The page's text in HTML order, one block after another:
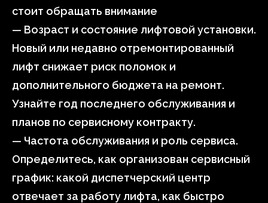
стоит обращать внимание
— Возраст и состояние лифтовой установки.
Новый или недавно отремонтированный
лифт снижает риск поломок и
дополнительного бюджета на ремонт.
Узнайте год последнего обслуживания и
планов по сервисному контракту.
— Частота обслуживания и роль сервиса.
Определитесь, как организован сервисный
график: какой диспетчерский центр
отвечает за работу лифта, как быстро